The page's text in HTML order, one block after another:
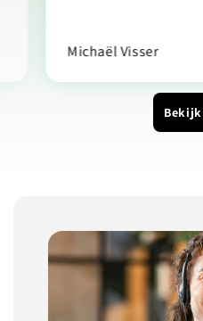
Michaël Visser